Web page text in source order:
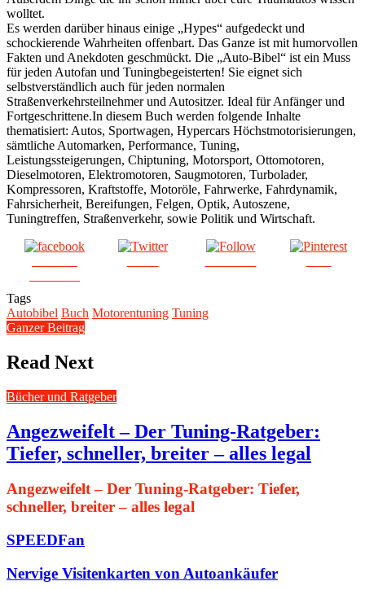
wolltet.
Es werden darüber hinaus einige „Hypes“ aufgedeckt und
schockierende Wahrheiten offenbart. Das Ganze ist mit humorvollen
Fakten und Anekdoten geschmückt. Die „Auto-Bibel“ ist ein Muss
für jeden Autofan und Tuningbegeisterten! Sie eignet sich
selbstverständlich auch für jeden normalen
Straßenverkehrsteilnehmer und Autositzer. Ideal für Anfänger und
Fortgeschrittene.In diesem Buch werden folgende Inhalte
thematisiert: Autos, Sportwagen, Hypercars Höchstmotorisierungen,
sämtliche Automarken, Performance, Tuning,
Leistungssteigerungen, Chiptuning, Motorsport, Ottomotoren,
Dieselmotoren, Elektromotoren, Saugmotoren, Turbolader,
Kompressoren, Kraftstoffe, Motoröle, Fahrwerke, Fahrdynamik,
Fahrsicherheit, Bereifungen, Felgen, Optik, Autoszene,
Tuningtreffen, Straßenverkehr, sowie Politik und Wirtschaft.
Tags
Autobibel Buch Motorentuning Tuning
Ganzer Beitrag
Read Next
Bücher und Ratgeber
Angezweifelt – Der Tuning-Ratgeber:
Tiefer, schneller, breiter – alles legal
Angezweifelt – Der Tuning-Ratgeber: Tiefer,
schneller, breiter – alles legal
SPEEDFan
Nervige Visitenkarten von Autoankäufer